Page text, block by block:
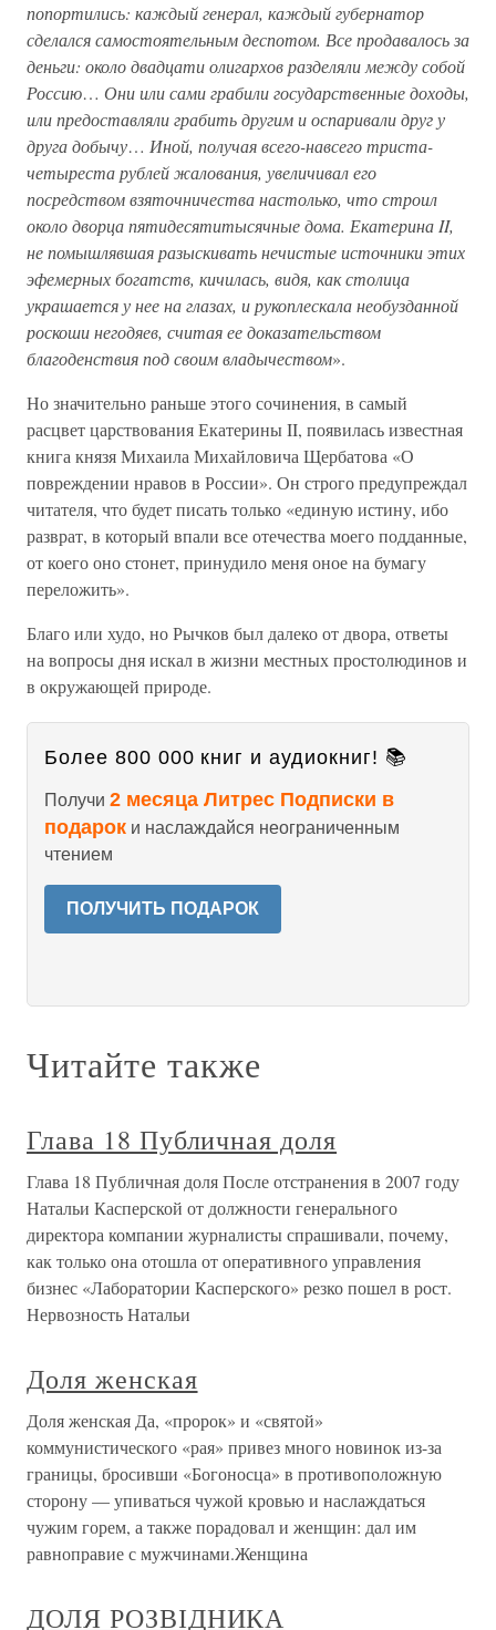
попортились: каждый генерал, каждый губернатор
сделался самостоятельным деспотом. Все продавалось за
деньги: около двадцати олигархов разделяли между собой
Россию… Они или сами грабили государственные доходы,
или предоставляли грабить другим и оспаривали друг у
друга добычу… Иной, получая всего-навсего триста-
четыреста рублей жалования, увеличивал его
посредством взяточничества настолько, что строил
около дворца пятидесятитысячные дома. Екатерина II,
не помышлявшая разыскивать нечистые источники этих
эфемерных богатств, кичилась, видя, как столица
украшается у нее на глазах, и рукоплескала необузданной
роскоши негодяев, считая ее доказательством
благоденствия под своим владычеством».
Но значительно раньше этого сочинения, в самый
расцвет царствования Екатерины II, появилась известная
книга князя Михаила Михайловича Щербатова «О
повреждении нравов в России». Он строго предупреждал
читателя, что будет писать только «единую истину, ибо
разврат, в который впали все отечества моего подданные,
от коего оно стонет, принудило меня оное на бумагу
переложить».
Благо или худо, но Рычков был далеко от двора, ответы
на вопросы дня искал в жизни местных простолюдинов и
в окружающей природе.
Более 800 000 книг и аудиокниг! 📚
Получи 2 месяца Литрес Подписки в
подарок и наслаждайся неограниченным
чтением
ПОЛУЧИТЬ ПОДАРОК
Читайте также
Глава 18 Публичная доля
Глава 18 Публичная доля После отстранения в 2007 году
Натальи Касперской от должности генерального
директора компании журналисты спрашивали, почему,
как только она отошла от оперативного управления
бизнес «Лаборатории Касперского» резко пошел в рост.
Нервозность Натальи
Доля женская
Доля женская Да, «пророк» и «святой»
коммунистического «рая» привез много новинок из-за
границы, бросивши «Богоносца» в противоположную
сторону — упиваться чужой кровью и наслаждаться
чужим горем, а также порадовал и женщин: дал им
равноправие с мужчинами.Женщина
ДОЛЯ РОЗВІДНИКА